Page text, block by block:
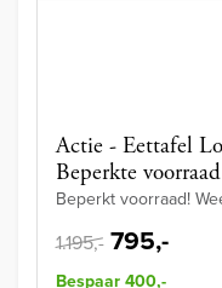
Actie - Eettafel
Beperkte
Beperkt voorraad!
1.195,- 795,-
Bespaar 400,-